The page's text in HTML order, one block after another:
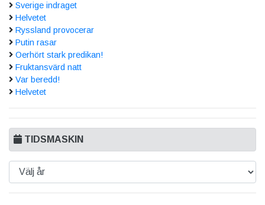
Sverige indraget
Helvetet
Ryssland provocerar
Putin rasar
Oerhört stark predikan!
Fruktansvärd natt
Var beredd!
Helvetet
TIDSMASKIN